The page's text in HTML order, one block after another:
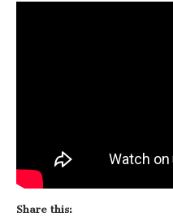
Share this: